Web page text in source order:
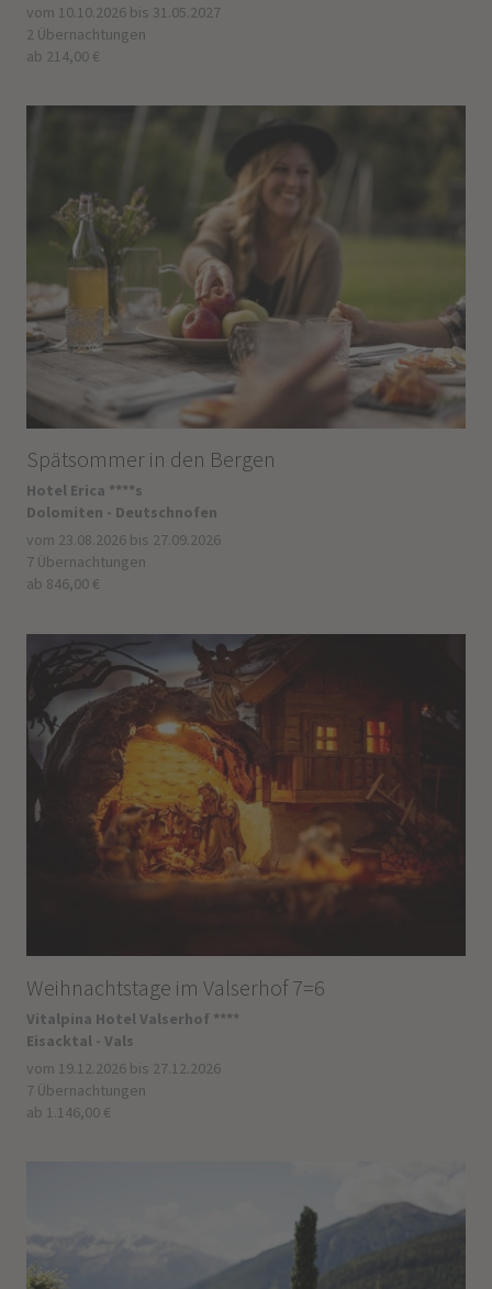
vom 10.10.2026 bis 31.05.2027
2 Übernachtungen
ab 214,00 €
Spätsommer in den Bergen
Hotel Erica ****s
Dolomiten - Deutschnofen
vom 23.08.2026 bis 27.09.2026
7 Übernachtungen
ab 846,00 €
Weihnachtstage im Valserhof 7=6
Vitalpina Hotel Valserhof ****
Eisacktal - Vals
vom 19.12.2026 bis 27.12.2026
7 Übernachtungen
ab 1.146,00 €